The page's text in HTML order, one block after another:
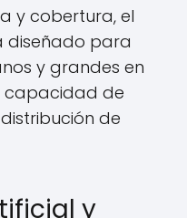
y cobertura, el
diseñado para
y grandes en
capacidad de
de
y